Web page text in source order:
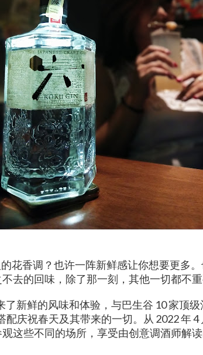
花香调？也许一阵新鲜感让你想要更多
不去的回味，除了那一刻，其他一切都不重
了新鲜的风味和体验，与巴生谷 10 家顶
庆祝春天及其带来的一切。从 2022 年 4
这些不同的场所，享受由创意调酒师解读